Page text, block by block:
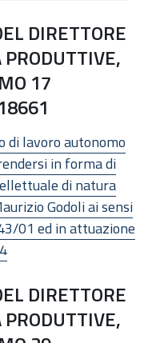
DIRETTORE
17
di lavoro autonomo
in forma di
di natura
Godoli ai sensi
01 ed in attuazione
DIRETTORE